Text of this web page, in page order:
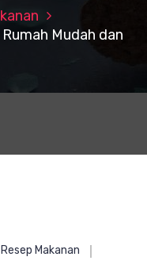
Mudah dan
Resep Makanan